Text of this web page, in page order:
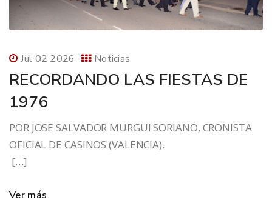
Jul 02 2026 Noticias
RECORDANDO LAS FIESTAS DE
1976
POR JOSE SALVADOR MURGUI SORIANO, CRONISTA
OFICIAL DE CASINOS (VALENCIA).
[…]
Ver más